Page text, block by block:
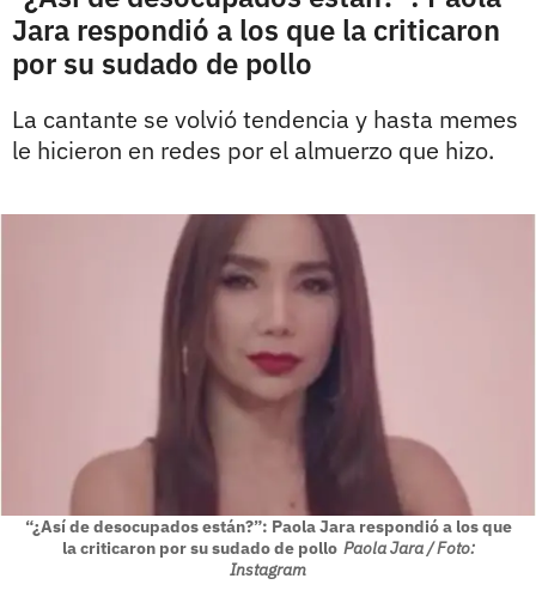
Jara respondió a los que la criticaron
por su sudado de pollo
La cantante se volvió tendencia y hasta memes
le hicieron en redes por el almuerzo que hizo.
“¿Así de desocupados están?”: Paola Jara respondió a los que
la criticaron por su sudado de pollo Paola Jara / Foto:
Instagram